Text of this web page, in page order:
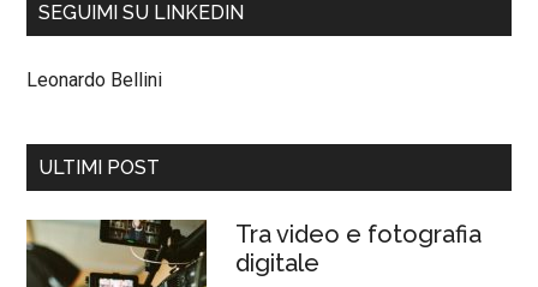
SEGUIMI SU LINKEDIN
Leonardo Bellini
ULTIMI POST
Tra video e fotografia
digitale